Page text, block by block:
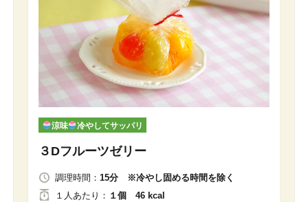
涼味 冷やしてサッパリ
３Dフルーツゼリー
調理時間： 15分 ※冷やし固める時間を除く
１人あたり ： １個 46 kcal